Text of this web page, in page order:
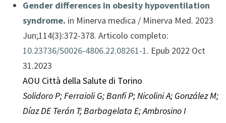
Gender differences in obesity hypoventilation
syndrome. in Minerva medica / Minerva Med. 2023
Jun;114(3):372-378. Articolo completo:
10.23736/S0026-4806.22.08261-1. Epub 2022 Oct
31.2023
AOU Città della Salute di Torino
Solidoro P; Ferraioli G; Banfi P; Nicolini A; González M;
Díaz DE Terán T; Barbagelata E; Ambrosino I